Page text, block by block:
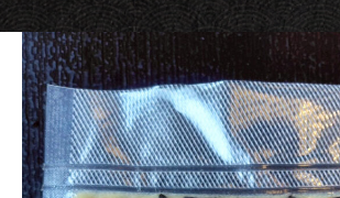
地
元
産
「天
狗
き
く
ら
げ
の